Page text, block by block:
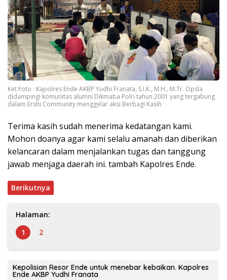
Ket Foto : Kapolres Ende AKBP Yudhi Franata, S.I.K., M.H., M.Tr. Opsla
didampingi komunitas alumni Dikmaba Polri tahun 2001 yang tergabung
dalam Ershi Community menggelar aksi Berbagi Kasih
Terima kasih sudah menerima kedatangan kami.
Mohon doanya agar kami selalu amanah dan diberikan
kelancaran dalam menjalankan tugas dan tanggung
jawab menjaga daerah ini. tambah Kapolres Ende.
Berikutnya
Halaman:
1
2
Kepolisian Resor Ende untuk menebar kebaikan. Kapolres
Ende AKBP Yudhi Franata